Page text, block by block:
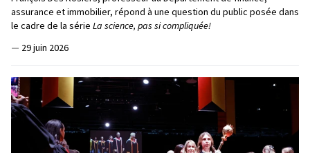
assurance et immobilier, répond à une question du public posée dans
le cadre de la série La science, pas si compliquée!
— 29 juin 2026